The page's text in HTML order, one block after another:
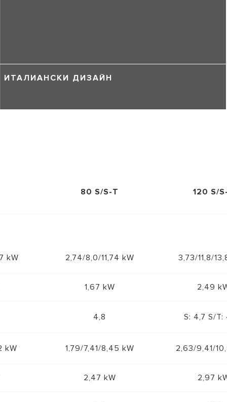
ИТАЛИАНСКИ ДИЗАЙН
80 S/S-T 120 S/
kW 2,74/8,0/11,74 kW 3,73/11,8/
1,67 kW 2,49
4,8 S: 4,7 S/T:
kW 1,79/7,41/8,45 kW 2,63/9,41/
2,47 kW 2,97